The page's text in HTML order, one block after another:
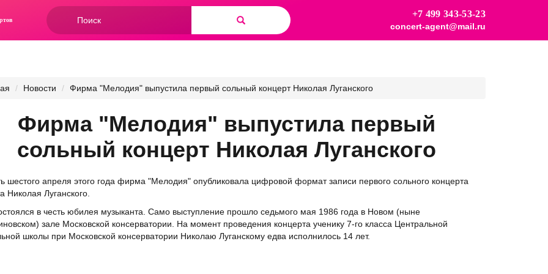
Форма
поиска
+7 499 343-53-23
concert-agent@mail.ru
Новости Фирма "Мелодия" выпустила первый сольный концерт Николая Луганского
Фирма "Мелодия" выпустила первый
сольный концерт Николая Луганского
шестого апреля этого года фирма "Мелодия" опубликовала цифровой формат записи первого сольного концерта
Николая Луганского.
в честь юбилея музыканта. Само выступление прошло седьмого мая 1986 года в Новом (ныне
зале Московской консерватории. На момент проведения концерта ученику 7-го класса Центральной
школы при Московской консерватории Николаю Луганскому едва исполнилось 14 лет.